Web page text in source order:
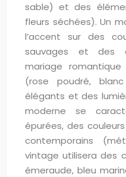
sable) et des
fleurs séchées). Un
l’accent sur des
sauvages et des
mariage
(rose poudré,
élégants et des
moderne se
épurées, des
contemporains
vintage utilisera des
émeraude, bleu